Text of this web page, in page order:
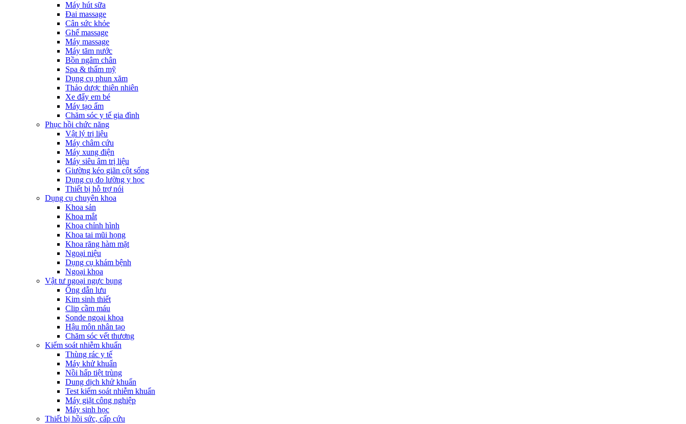
Máy hút sữa
Đai massage
Cân sức khỏe
Ghế massage
Máy massage
Máy tăm nước
Bồn ngâm chân
Spa & thẩm mỹ
Dụng cụ phun xăm
Thảo dược thiên nhiên
Xe đẩy em bé
Máy tạo ẩm
Chăm sóc y tế gia đình
Phục hồi chức năng
Vật lý trị liệu
Máy châm cứu
Máy xung điện
Máy siêu âm trị liệu
Giường kéo giãn cột sống
Dụng cụ đo lường y học
Thiết bị hỗ trợ nói
Dụng cụ chuyên khoa
Khoa sản
Khoa mắt
Khoa chỉnh hình
Khoa tai mũi họng
Khoa răng hàm mặt
Ngoại niệu
Dụng cụ khám bệnh
Ngoại khoa
Vật tư ngoại ngực bụng
Ống dẫn lưu
Kim sinh thiết
Clip cầm máu
Sonde ngoại khoa
Hậu môn nhân tạo
Chăm sóc vết thương
Kiểm soát nhiễm khuẩn
Thùng rác y tế
Máy khử khuẩn
Nồi hấp tiệt trùng
Dung dịch khử khuẩn
Test kiểm soát nhiễm khuẩn
Máy giặt công nghiệp
Máy sinh học
Thiết bị hồi sức, cấp cứu